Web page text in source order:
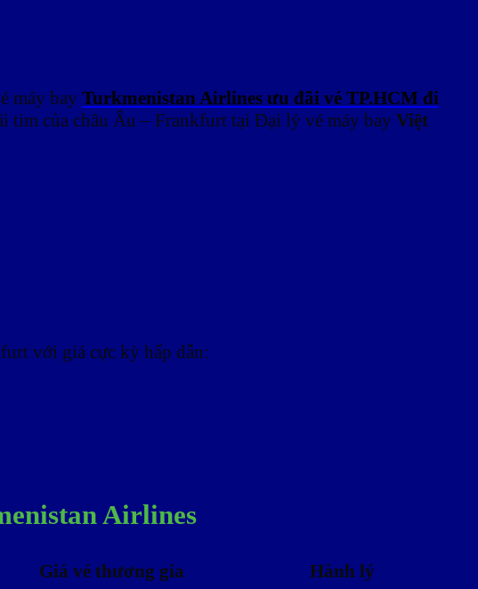
máy bay Turkmenistan Airlines ưu đãi vé TP.HCM đi
tim của châu Âu – Frankfurt tại Đại lý vé máy bay Việt
với giá cực kỳ hấp dẫn:
Airlines
Giá vé thương gia
Hành lý